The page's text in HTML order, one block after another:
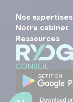
Nos expertises
Notre cabinet
Ressources